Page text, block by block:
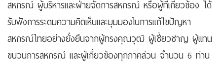
สหกรณ์ ผู้บริหารและฝ่ายจัดการสหกรณ์ หรือผู้ที่เกี่ยวข้อง ได้
รับฟังการระดมความคิดเห็นและมุมมองในการแก้ไขปัญหา
สหกรณ์ไทยอย่างยั่งยืนจากผู้ทรงคุณวุฒิ ผู้เชี่ยวชาญ ผู้แทน
ขบวนการสหกรณ์ และผู้เกี่ยวข้องทุกภาคส่วน จำนวน 6 ท่าน